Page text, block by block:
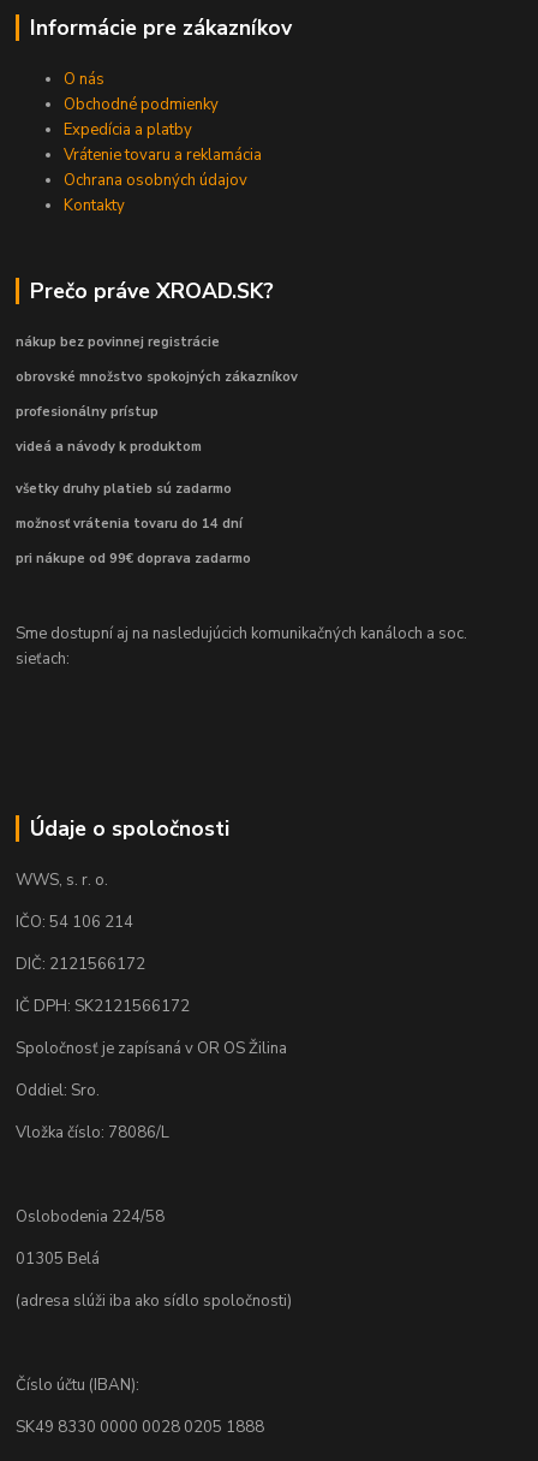
Informácie pre zákazníkov
O nás
Obchodné podmienky
Expedícia a platby
Vrátenie tovaru a reklamácia
Ochrana osobných údajov
Kontakty
Prečo práve XROAD.SK?
nákup bez povinnej registrácie
obrovské množstvo spokojných zákazníkov
profesionálny prístup
videá a návody k produktom
všetky druhy platieb sú zadarmo
možnosť vrátenia tovaru do 14 dní
pri nákupe od 99€ doprava zadarmo
Sme dostupní aj na nasledujúcich komunikačných kanáloch a soc.
sieťach:
Údaje o spoločnosti
WWS, s. r. o.
IČO: 54 106 214
DIČ: 2121566172
IČ DPH: SK2121566172
Spoločnosť je zapísaná v OR OS Žilina
Oddiel: Sro.
Vložka číslo: 78086/L
Oslobodenia 224/58
01305 Belá
(adresa slúži iba ako sídlo spoločnosti)
Číslo účtu (IBAN):
SK49 8330 0000 0028 0205 1888